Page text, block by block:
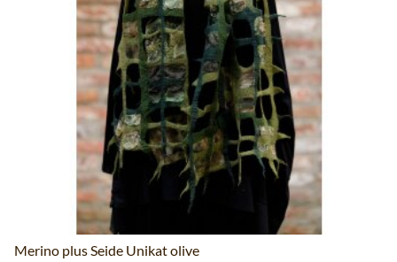
Merino plus Seide Unikat olive